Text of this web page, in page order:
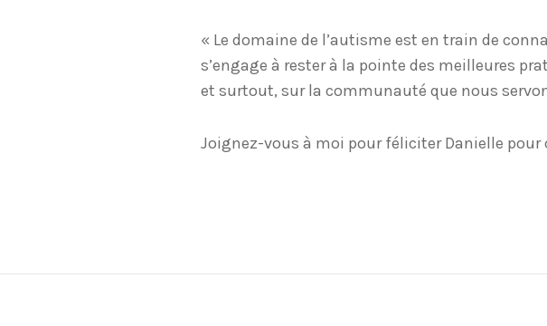
« Le domaine de l’autisme est en train de
s’engage à rester à la pointe des meilleures
et surtout, sur la communauté que nous
Joignez-vous à moi pour féliciter Danielle